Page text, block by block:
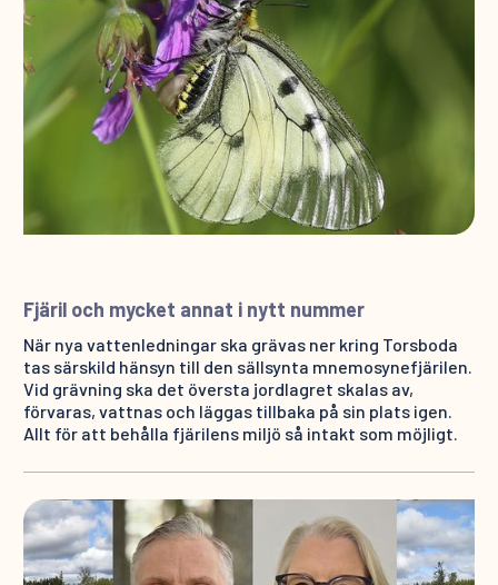
Fjäril och mycket annat i nytt nummer
När nya vattenledningar ska grävas ner kring Torsboda
tas särskild hänsyn till den sällsynta mnemosynefjärilen.
Vid grävning ska det översta jordlagret skalas av,
förvaras, vattnas och läggas tillbaka på sin plats igen.
Allt för att behålla fjärilens miljö så intakt som möjligt.